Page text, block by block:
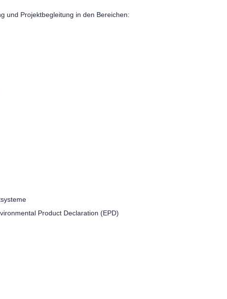
und Projektbegleitung in den Bereichen:
Product Declaration (EPD)